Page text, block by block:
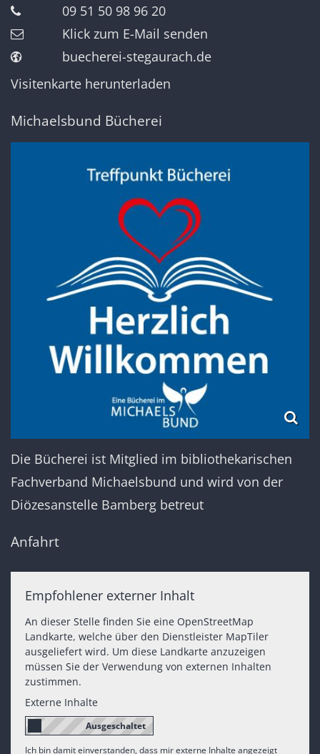
09 51 50 98 96 20
Klick zum E-Mail senden
buecherei-stegaurach.de
Visitenkarte herunterladen
Michaelsbund Bücherei
Die Bücherei ist Mitglied im bibliothekarischen
Fachverband Michaelsbund und wird von der
Diözesanstelle Bamberg betreut
Anfahrt
Empfohlener externer Inhalt
An dieser Stelle finden Sie eine OpenStreetMap
Landkarte, welche über den Dienstleister MapTiler
ausgeliefert wird. Um diese Landkarte anzuzeigen
müssen Sie der Verwendung von externen Inhalten
zustimmen.
Externe Inhalte
Ich bin damit einverstanden, dass mir externe Inhalte angezeigt